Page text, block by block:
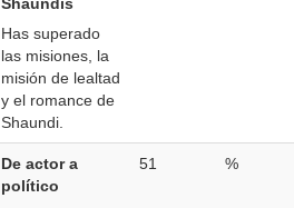
Shaundis
Has superado
las misiones, la
misión de lealtad
y el romance de
Shaundi.
De actor a
político
51 %